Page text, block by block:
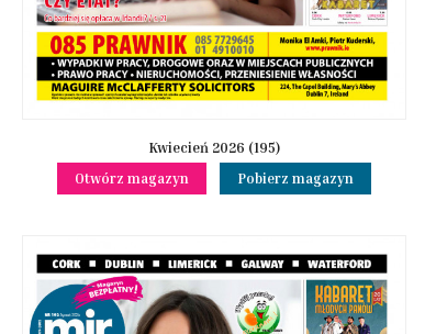
Kwiecień 2026 (195)
Otwórz magazyn
Pobierz magazyn